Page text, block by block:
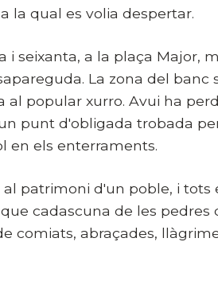
la qual es volia despertar.
i seixanta, a la plaça Major,
La zona del banc
al popular xurro. Avui ha
punt d'obligada trobada
en els enterraments.
patrimoni d'un poble, i tots
cadascuna de les
comiats, abraçades,